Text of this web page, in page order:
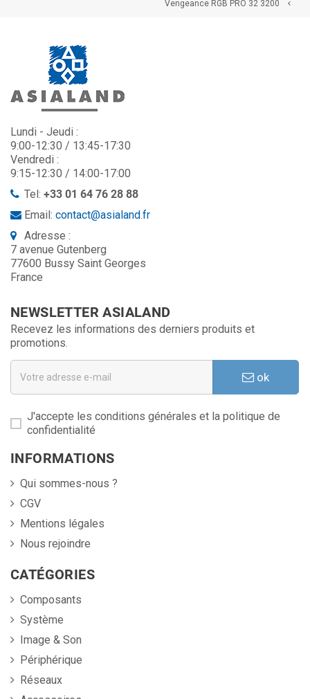

Vengeance RGB PRO 32 3200
Lundi - Jeudi :
9:00-12:30 / 13:45-17:30
Vendredi :
9:15-12:30 / 14:00-17:00
Tel: +33 01 64 76 28 88
Email: contact@asialand.fr
Adresse :
7 avenue Gutenberg
77600 Bussy Saint Georges
France
NEWSLETTER ASIALAND
Recevez les informations des derniers produits et
promotions.
ok
J'accepte les conditions générales et la politique de
confidentialité
INFORMATIONS
Qui sommes-nous ?
CGV
Mentions légales
Nous rejoindre
CATÉGORIES
Composants
Système
Image & Son
Périphérique
Réseaux